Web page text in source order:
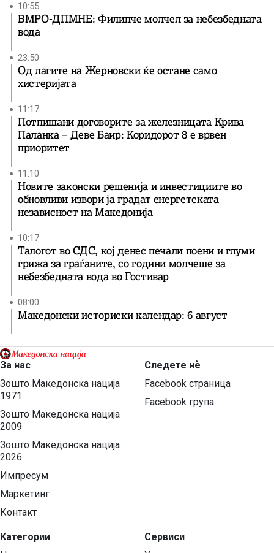
10:55
ВМРО-ДПМНЕ: Филипче молчел за небезбедната
вода
23:50
Од лагите на Жерновски ќе остане само
хистеријата
11:17
Потпишани договорите за железницата Крива
Паланка – Деве Баир: Коридорот 8 е врвен
приоритет
11:10
Новите законски решенија и инвестициите во
обновливи извори ја градат енергетската
независност на Македонија
10:17
Талогот во СДС, кој денес печали поени и глуми
грижа за граѓаните, со години молчеше за
небезбедната вода во Гостивар
08:00
Македонски историски календар: 6 август
За нас
Зошто Македонска нација
1971
Зошто Македонска нација
2009
Зошто Македонска нација
2026
Импресум
Маркетинг
Контакт
Категории
Следете нѐ
Facebook страница
Facebook група
Сервиси